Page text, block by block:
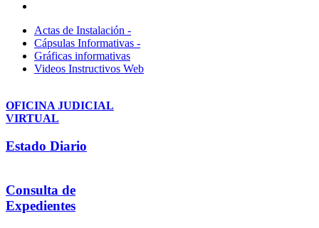
Actas de Instalación -
Cápsulas Informativas -
Gráficas informativas
Videos Instructivos Web
OFICINA JUDICIAL
VIRTUAL
Estado Diario
Consulta de
Expedientes